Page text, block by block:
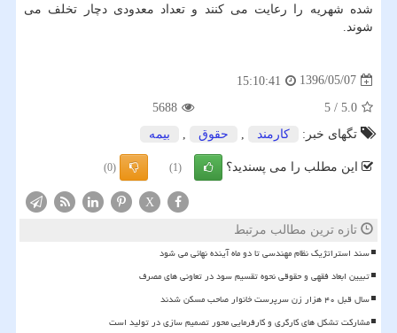
شده شهریه را رعایت می كنند و تعداد معدودی دچار تخلف می
شوند.
1396/05/07
15:10:41
5.0
/
5
5688
تگهای خبر:
كارمند , حقوق , بیمه
این مطلب را می پسندید؟ (1)
(0)
X
تازه ترین مطالب مرتبط
سند استراتژیک نظام مهندسی تا دو ماه آینده نهائی می شود
تبیین ابعاد فقهی و حقوقی نحوه تقسیم سود در تعاونی های مصرف
سال قبل ۴۰ هزار زن سرپرست خانوار صاحب مسکن شدند
مشارکت تشکل های کارگری و کارفرمایی محور تصمیم سازی در تولید است